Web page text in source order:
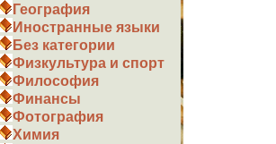
География
Иностранные языки
Без категории
Физкультура и спорт
Философия
Финансы
Фотография
Химия